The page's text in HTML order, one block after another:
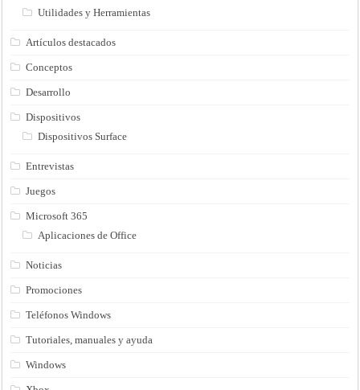
Utilidades y Herramientas
Artículos destacados
Conceptos
Desarrollo
Dispositivos
Dispositivos Surface
Entrevistas
Juegos
Microsoft 365
Aplicaciones de Office
Noticias
Promociones
Teléfonos Windows
Tutoriales, manuales y ayuda
Windows